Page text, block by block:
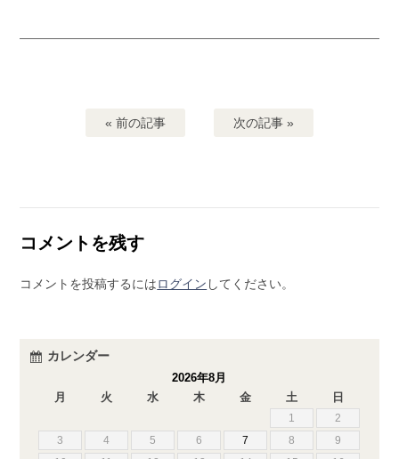
« 前の記事 次の記事 »
コメントを残す
コメントを投稿するにはログイン してください。
カレンダー
2026年8月
月
火 水 木 金 土 日
1
2
3
4 5 6 7 8
9